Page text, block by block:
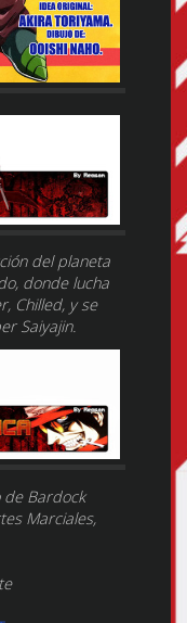
del planeta
donde lucha
Chilled, y se
Saiyajin.
de Bardock
Marciales,